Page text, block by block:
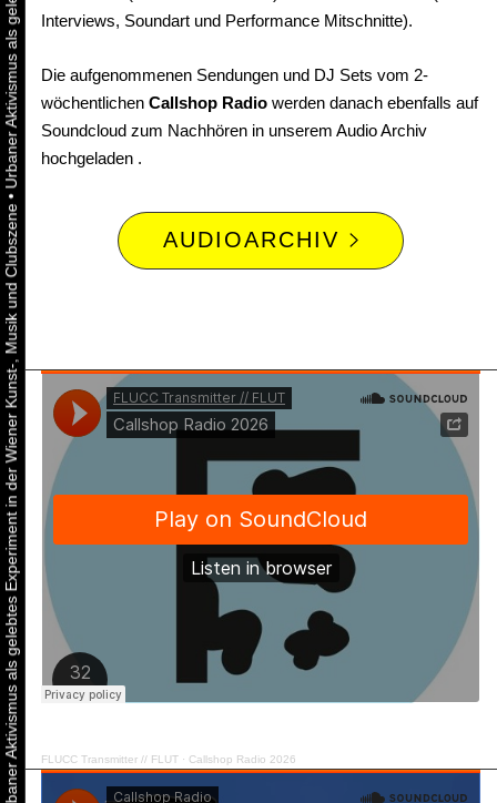
Urbaner Aktivismus als gelebtes Experiment in der Wiener Kunst-, Musik und Clubszene
•
Interviews, Soundart und Performance Mitschnitte).
Die aufgenommenen Sendungen und DJ Sets vom 2-
wöchentlichen Callshop Radio werden danach ebenfalls auf
Soundcloud zum Nachhören in unserem Audio Archiv
hochgeladen .
AUDIOARCHIV
FLUCC Transmitter // FLUT · Callshop Radio 2026